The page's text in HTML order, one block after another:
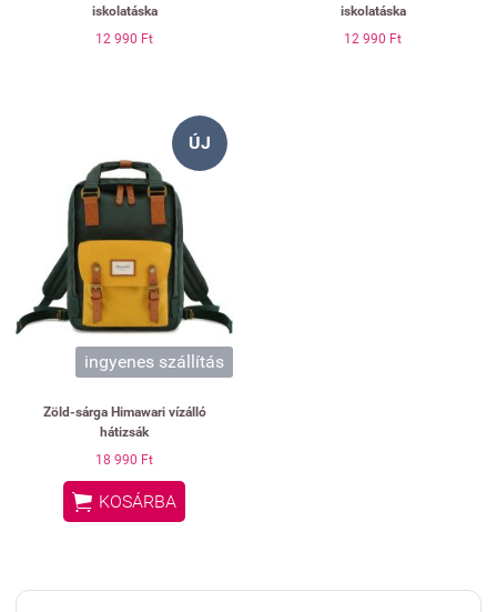
iskolatáska
12 990 Ft
iskolatáska
12 990 Ft
ÚJ
ingyenes szállítás
Zöld-sárga Himawari vízálló
hátizsák
18 990 Ft
 KOSÁRBA